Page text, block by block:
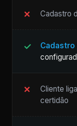
Cadastro
Cliente
certidão